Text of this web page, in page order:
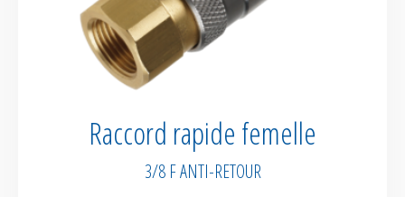
Raccord rapide femelle
3/8 F ANTI-RETOUR